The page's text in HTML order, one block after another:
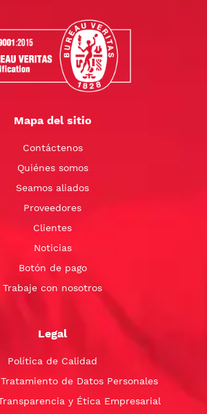
Mapa del sitio
Contáctenos
Quiénes somos
Seamos aliados
Proveedores
Clientes
Noticias
Botón de pago
Trabaje con nosotros
Legal
Política de Calidad
de Datos Personales
y Ética Empresarial